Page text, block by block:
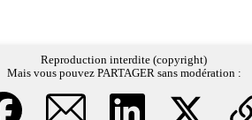
Reproduction interdite (copyright)
Mais vous pouvez PARTAGER sans modération :